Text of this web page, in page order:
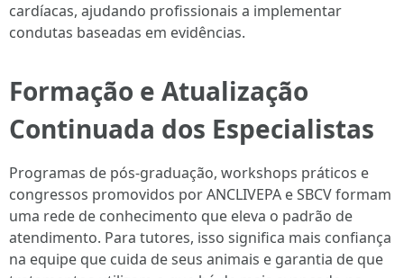
cardíacas, ajudando profissionais a implementar
condutas baseadas em evidências.
Formação e Atualização
Continuada dos Especialistas
Programas de pós-graduação, workshops práticos e
congressos promovidos por ANCLIVEPA e SBCV formam
uma rede de conhecimento que eleva o padrão de
atendimento. Para tutores, isso significa mais confiança
na equipe que cuida de seus animais e garantia de que